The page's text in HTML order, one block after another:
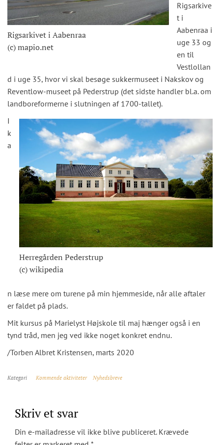
Rigsarkivet i Aabenraa
(c) mapio.net
Rigsarkive
t i
Aabenraa i
uge 33 og
en til
Vestlollan
d i uge 35, hvor vi skal besøge sukkermuseet i Nakskov og
Reventlow-museet på Pederstrup (det sidste handler bl.a. om
landboreformerne i slutningen af 1700-tallet).
Herregården Pederstrup
(c) wikipedia
I
k
a
n læse mere om turene på min hjemmeside, når alle aftaler
er faldet på plads.
Mit kursus på Marielyst Højskole til maj hænger også i en
tynd tråd, men jeg ved ikke noget konkret endnu.
/Torben Albret Kristensen, marts 2020
Kategori Kommende aktiviteter Nyhedsbreve
Skriv et svar
Din e-mailadresse vil ikke blive publiceret. Krævede